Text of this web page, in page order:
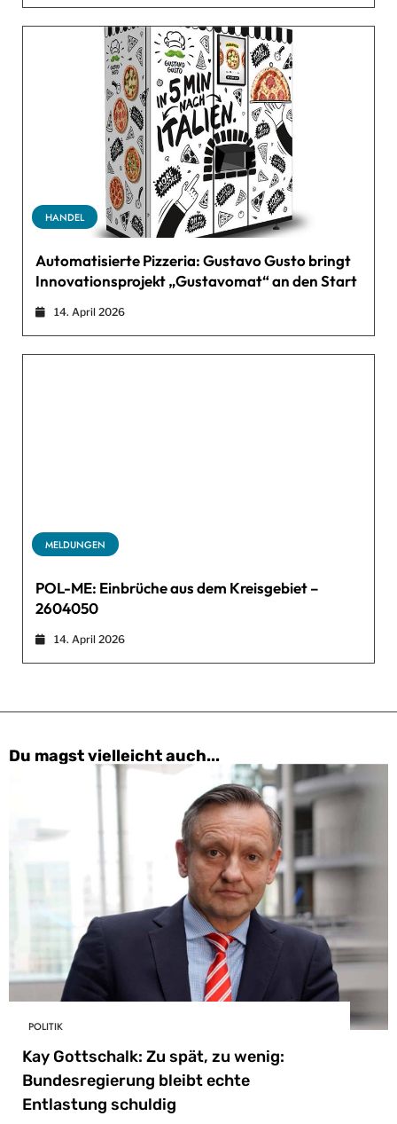
HANDEL
Automatisierte Pizzeria: Gustavo Gusto bringt
Innovationsprojekt „Gustavomat“ an den Start
14. April 2026
MELDUNGEN
POL-ME: Einbrüche aus dem Kreisgebiet –
2604050
14. April 2026
Du magst vielleicht auch...
POLITIK
Kay Gottschalk: Zu spät, zu wenig:
Bundesregierung bleibt echte
Entlastung schuldig